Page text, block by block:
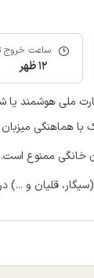
ساعت خروج
12 ظهر
ملی هوشمند یا
هماهنگی میزبان
خانگی ممنوع است.
قلیان و ...)